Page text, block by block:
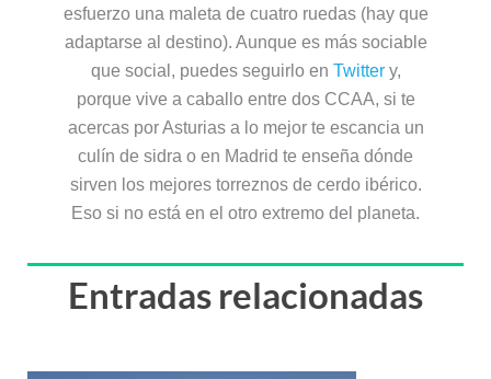
esfuerzo una maleta de cuatro ruedas (hay que
adaptarse al destino). Aunque es más sociable
que social, puedes seguirlo en Twittery,
porque vive a caballo entre dos CCAA, si te
acercas por Asturias a lo mejor te escancia un
culín de sidra o en Madrid te enseña dónde
sirven los mejores torreznos de cerdo ibérico.
Eso si no está en el otro extremo del planeta.
Entradas relacionadas